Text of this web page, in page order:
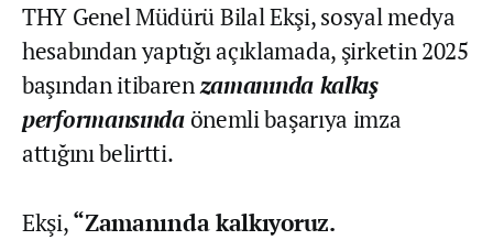
THY Genel Müdürü Bilal Ekşi, sosyal medya
hesabından yaptığı açıklamada, şirketin 2025
başından itibarenzamanında kalkış
performansındaönemli başarıya imza
attığını belirtti.
Ekşi,“Zamanında kalkıyoruz.